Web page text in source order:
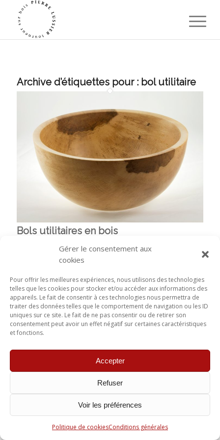
Gérer le consentement aux
cookies
Pour offrir les meilleures expériences, nous utilisons des technologies
telles que les cookies pour stocker et/ou accéder aux informations des
appareils. Le fait de consentir à ces technologies nous permettra de
traiter des données telles que le comportement de navigation ou les ID
uniques sur ce site. Le fait de ne pas consentir ou de retirer son
consentement peut avoir un effet négatif sur certaines caractéristiques
et fonctions.
Accepter
Refuser
Voir les préférences
Politique de cookiesConditions générales
Archive d’étiquettes pour : bol utilitaire
Bols utilitaires en bois